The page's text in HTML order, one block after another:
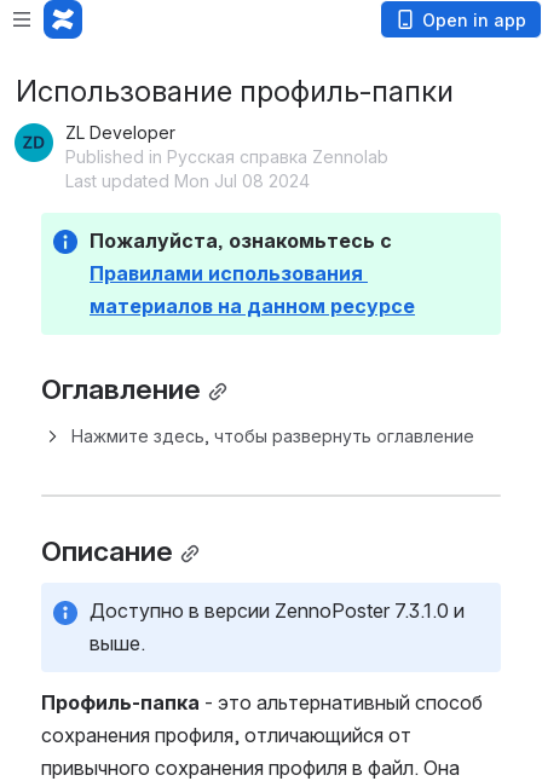
Open in app
Использование профиль-папки
ZL Developer
Published in Русская справка Zennolab
Last updated Mon Jul 08 2024
Правилами использования
материалов на данном ресурсе
Оглавление
Нажмите здесь, чтобы развернуть оглавление
Описание
Доступно в версии ZennoPoster 7.3.1.0 и
выше.
Профиль-папка - это альтернативный способ
сохранения профиля, отличающийся от
привычного сохранения профиля в файл. Она